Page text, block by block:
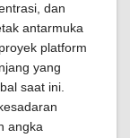
dan
antarmuka
platform
yang
saat ini.
angka